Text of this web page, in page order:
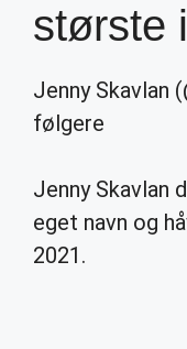
største
Jenny Skavlan
følgere
Jenny Skavlan
eget navn og
2021.